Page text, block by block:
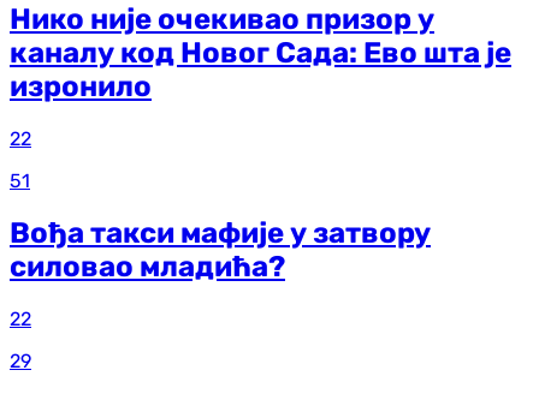
Нико није очекивао призор у
каналу код Новог Сада: Ево шта је
изронило
22
51
Вођа такси мафије у затвору
силовао младића?
22
29